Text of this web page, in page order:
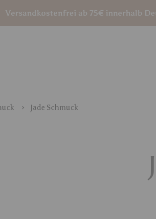
ab 75€ innerhalb Deutschland
Jade Schmuck